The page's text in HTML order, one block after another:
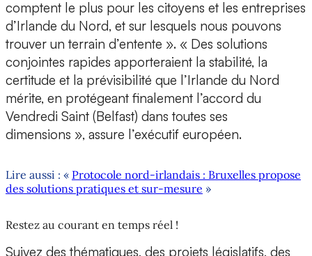
comptent le plus pour les citoyens et les entreprises
d’Irlande du Nord, et sur lesquels nous pouvons
trouver un terrain d’entente ». « Des solutions
conjointes rapides apporteraient la stabilité, la
certitude et la prévisibilité que l’Irlande du Nord
mérite, en protégeant finalement l’accord du
Vendredi Saint (Belfast) dans toutes ses
dimensions », assure l’exécutif européen.
Lire aussi : « Protocole nord-irlandais : Bruxelles propose
des solutions pratiques et sur-mesure »
Restez au courant en temps réel !
Suivez des thématiques, des projets législatifs, des